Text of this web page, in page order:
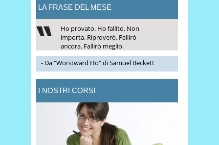
LA FRASE DEL MESE
Ho provato. Ho fallito. Non
importa. Riproverò. Fallirò
ancora. Fallirò meglio.
- Da "Worstward Ho" di Samuel Beckett
I NOSTRI CORSI